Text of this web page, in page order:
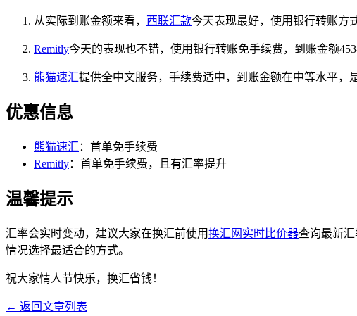
从实际到账金额来看， 西联汇款今天表现最好，使用银行转账方
Remitly今天的表现也不错，使用银行转账免手续费，到账金额
熊猫速汇提供全中文服务，手续费适中，到账金额在中等水平，
优惠信息
熊猫速汇 ：首单免手续费
Remitly：首单免手续费，且有汇率提升
温馨提示
汇率会实时变动，建议大家在换汇前使用换汇网实时比价器查询最新
情况选择最适合的方式。
祝大家情人节快乐，换汇省钱！
← 返回文章列表